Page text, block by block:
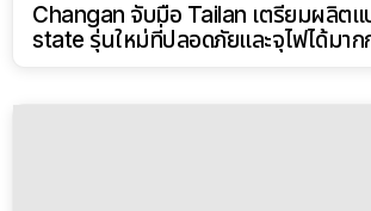
Changan จับมือ Tailan เตรียมผลิตแ
state รุ่นใหม่ที่ปลอดภัยและจุไฟได้มาก